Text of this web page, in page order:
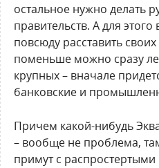
остальное нужно делать
правительств. А для этого
повсюду расставить
поменьше можно сразу
крупных – вначале
банковские и
Причем какой-нибудь
– вообще не проблема,
примут с